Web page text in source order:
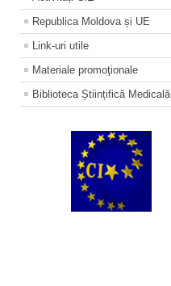
Republica Moldova și UE
Link-uri utile
Materiale promoţionale
Biblioteca Științifică Medicală